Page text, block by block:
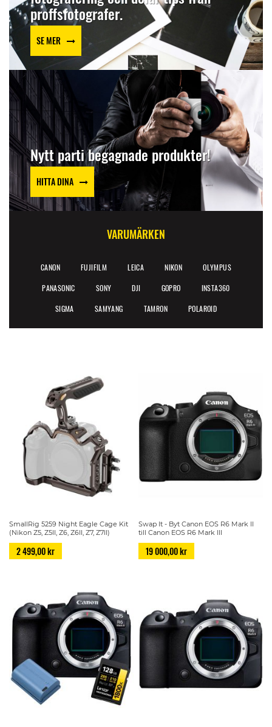
proffsfotografer.
SE MER
Nytt parti begagnade produkter!
HITTA DINA
VARUMÄRKEN
CANON FUJIFILM LEICA NIKON
OLYMPUS
PANASONIC
SONY DJI GOPRO
INSTA360
SIGMA
SAMYANG TAMRON POLAROID
SmallRig 5259 Night Eagle Cage Kit
(Nikon Z5, Z5II, Z6, Z6II, Z7, Z7II)
2 499,00 kr
Swap It - Byt Canon EOS R6 Mark II
till Canon EOS R6 Mark III
19 000,00 kr